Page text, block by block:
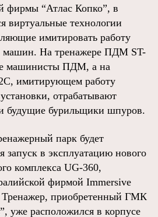
фирмы “Атлас Копко”, в
виртуальные технологии
имитировать работу
машин. На тренажере ПДМ ST-
машинисты ПДМ, а на
имитирующем работу
отрабатывают
будущие бурильщики шпуров.
парк будет
запуск в эксплуатацию нового
комплекса UG-360,
фирмой Immersive
Тренажер, приобретенный ГМК
уже расположился в корпусе